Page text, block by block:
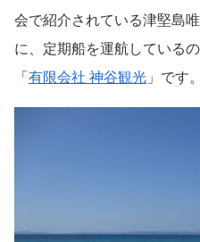
会で紹介されている津堅島唯
に、定期船を運航している
「 有限会社 神谷観光 」です。